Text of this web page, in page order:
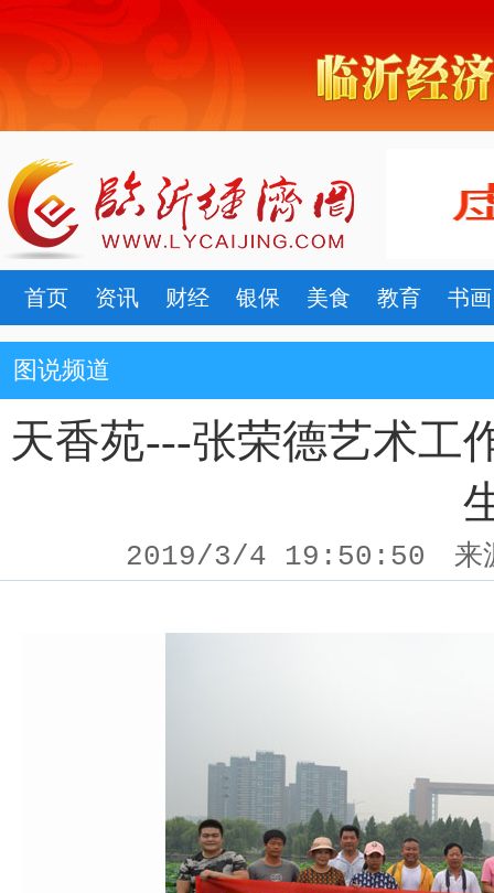
首页 资讯 财经 银保 美食 教育 书画
图说频道
天香苑---张荣德艺术工
2019/3/4 19:50:50 来